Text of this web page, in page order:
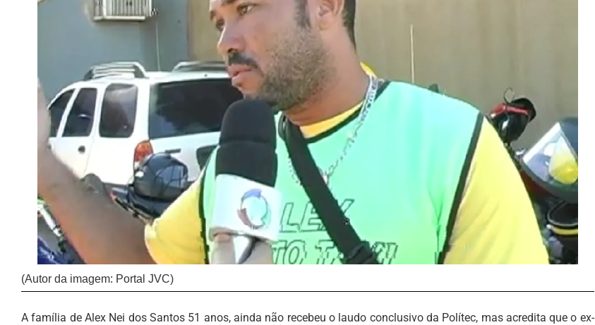
(Autor da imagem: Portal JVC)
A família de Alex Nei dos Santos 51 anos, ainda não recebeu o laudo conclusivo da Polítec, mas acredita que o ex-